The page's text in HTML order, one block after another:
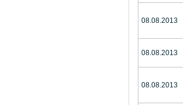
08.08.2013
08.08.2013
08.08.2013